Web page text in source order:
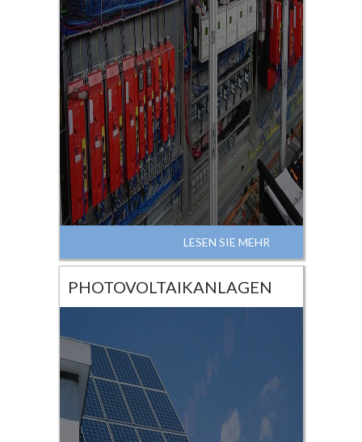
LESEN SIE MEHR
PHOTOVOLTAIKANLAGEN